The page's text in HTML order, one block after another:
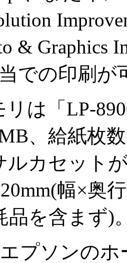
& Graphics
での印刷が
は「LP-
、給紙枚
ルカセット
幅×奥
品を含まず)
プソンのホ